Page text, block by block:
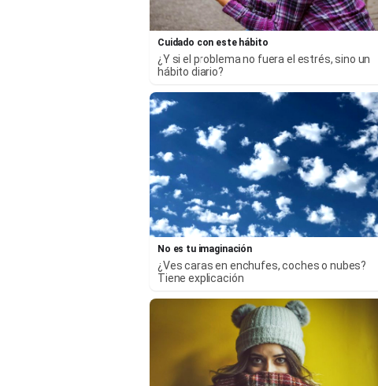
Cuidado con este hábito
¿Y si el problema no fuera el estrés, sino un
hábito diario?
No es tu imaginación
¿Ves caras en enchufes, coches o nubes?
Tiene explicación